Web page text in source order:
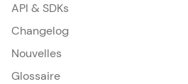
API & SDKs
Changelog
Nouvelles
Glossaire